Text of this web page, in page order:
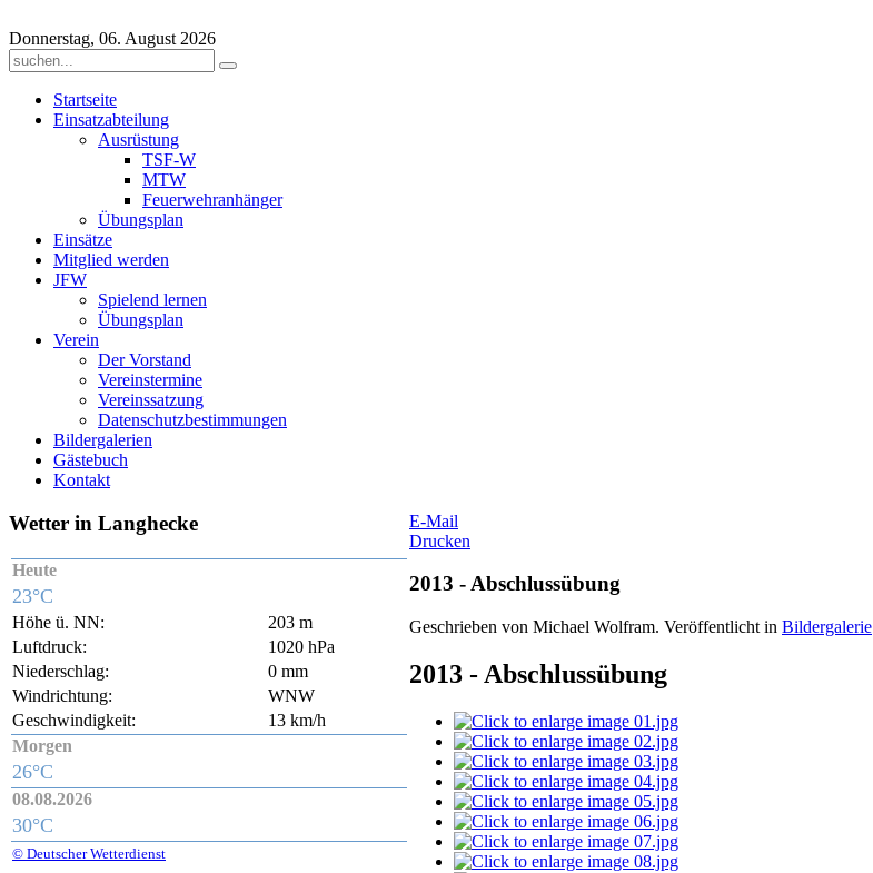
Donnerstag, 06. August 2026
Startseite
Einsatzabteilung
Ausrüstung
TSF-W
MTW
Feuerwehranhänger
Übungsplan
Einsätze
Mitglied werden
JFW
Spielend lernen
Übungsplan
Verein
Der Vorstand
Vereinstermine
Vereinssatzung
Datenschutzbestimmungen
Bildergalerien
Gästebuch
Kontakt
E-Mail
Drucken
2013 - Abschlussübung
Geschrieben von Michael Wolfram. Veröffentlicht in Bildergalerie
2013 - Abschlussübung
Wetter in Langhecke
Heute
23°C
Höhe ü. NN:
203 m
Luftdruck:
1020 hPa
Niederschlag:
0 mm
Windrichtung:
WNW
Geschwindigkeit:
13 km/h
Morgen
26°C
08.08.2026
30°C
© Deutscher Wetterdienst